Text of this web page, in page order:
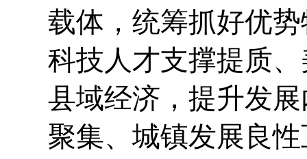
载体，统筹抓好优
科技人才支撑提质
县域经济，提升发
聚集、城镇发展良